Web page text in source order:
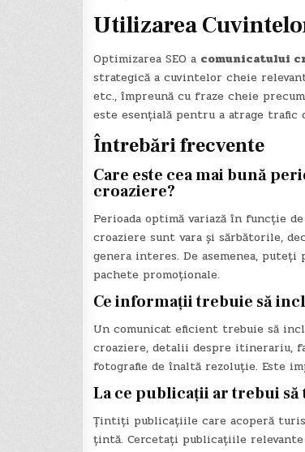
Utilizarea
Optimizarea SEO a comunicatului
strategică a cuvintelor cheie
etc., împreună cu fraze cheie
este esențială pentru a atrage trafic
Întrebări frecvente
Care este cea mai bună
croaziere?
Perioada optimă variază în funcție
croaziere sunt vara și sărbătorile,
genera interes. De asemenea,
pachete promoționale.
Ce informații trebuie să
Un comunicat eficient trebuie să
croaziere, detalii despre itinerariu,
fotografie de înaltă rezoluție. Este
La ce publicații ar trebui
Țintiți publicațiile care acoperă
țintă. Cercetați publicațiile